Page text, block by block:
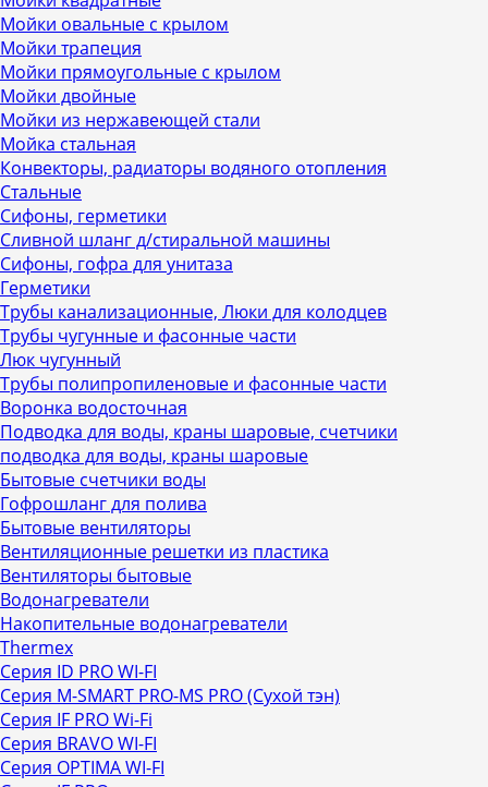
Мойки овальные с крылом
Мойки трапеция
Мойки прямоугольные с крылом
Мойки двойные
Мойки из нержавеющей стали
Мойка стальная
Конвекторы, радиаторы водяного отопления
Стальные
Сифоны, герметики
Сливной шланг д/стиральной машины
Сифоны, гофра для унитаза
Герметики
Трубы канализационные, Люки для колодцев
Трубы чугунные и фасонные части
Люк чугунный
Трубы полипропиленовые и фасонные части
Воронка водосточная
Подводка для воды, краны шаровые, счетчики
подводка для воды, краны шаровые
Бытовые счетчики воды
Гофрошланг для полива
Бытовые вентиляторы
Вентиляционные решетки из пластика
Вентиляторы бытовые
Водонагреватели
Накопительные водонагреватели
Thermex
Серия ID PRO WI-FI
Серия M-SMART PRO-MS PRO (Сухой тэн)
Серия IF PRO Wi-Fi
Серия BRAVO WI-FI
Серия OPTIMA WI-FI